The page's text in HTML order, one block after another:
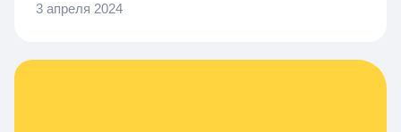
3 апреля 2024